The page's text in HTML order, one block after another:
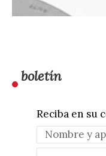
boletín
Reciba en su